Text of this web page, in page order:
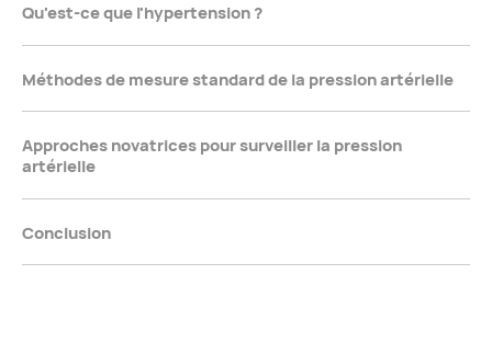
Qu'est-ce que l'hypertension ?
Méthodes de mesure standard de la pression artérielle
Approches novatrices pour surveiller la pression
artérielle
Conclusion